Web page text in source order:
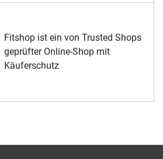
Fitshop ist ein von Trusted Shops
geprüfter Online-Shop mit
Käuferschutz